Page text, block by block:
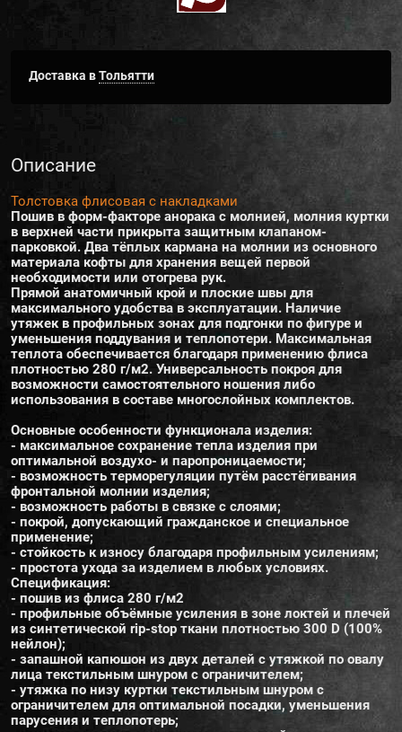
Доставка вТольятти
Описание
Толстовка флисовая с накладками
Пошив в форм-факторе анорака с молнией, молния куртки
в верхней части прикрыта защитным клапаном-
парковкой. Два тёплых кармана на молнии из основного
материала кофты для хранения вещей первой
необходимости или отогрева рук.
Прямой анатомичный крой и плоские швы для
максимального удобства в эксплуатации. Наличие
утяжек в профильных зонах для подгонки по фигуре и
уменьшения поддувания и теплопотери. Максимальная
теплота обеспечивается благодаря применению флиса
плотностью 280 г/м2. Универсальность покроя для
возможности самостоятельного ношения либо
использования в составе многослойных комплектов.
Основные особенности функционала изделия:
- максимальное сохранение тепла изделия при
оптимальной воздухо- и паропроницаемости;
- возможность терморегуляции путём расстёгивания
фронтальной молнии изделия;
- возможность работы в связке с слоями;
- покрой, допускающий гражданское и специальное
применение;
- стойкость к износу благодаря профильным усилениям;
- простота ухода за изделием в любых условиях.
Спецификация:
- пошив из флиса 280 г/м2
- профильные объёмные усиления в зоне локтей и плечей
из синтетической rip-stop ткани плотностью 300 D (100%
нейлон);
- запашной капюшон из двух деталей с утяжкой по овалу
лица текстильным шнуром с ограничителем;
- утяжка по низу куртки текстильным шнуром с
ограничителем для оптимальной посадки, уменьшения
парусения и теплопотерь;